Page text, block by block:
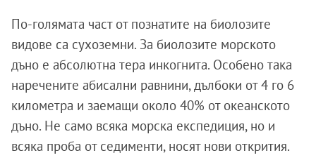
По-голямата част от познатите на биолозите
видове са сухоземни. За биолозите морското
дъно е абсолютна тера инкогнита. Особено така
наречените абисални равнини, дълбоки от 4 го 6
километра и заемащи около 40% от океанското
дъно. Не само всяка морска експедиция, но и
всяка проба от седименти, носят нови открития.